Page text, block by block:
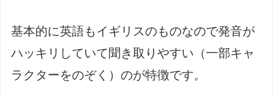
基本的に英語もイギリスのものなので発音が
ハッキリしていて聞き取りやすい（一部キャ
ラクターをのぞく）のが特徴です。